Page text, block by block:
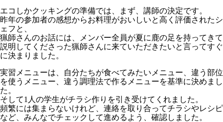
エコしかクッキングの準備では、まず、講師の決定です。
昨年の参加者の感想からお料理がおいしいと高く評価されたシ
ェフと、
猟師さんのお話には、メンバー全員が夏に鹿の足を持ってきて
説明してくださった猟師さんに来ていただきたいと言ってすぐ
に決まりました。
実習メニューは、自分たちが食べてみたいメニュー、違う部位
を使うメニュー、違う調理法で作るメニューを基準に決めまし
た。
そして1人の学生がチラシ作りを引き受けてくれました。
頻繁には集まらないけれど、連絡を取り合ってチラシやレシピ
など、みんなでチェックして進めるよう、確認しました。